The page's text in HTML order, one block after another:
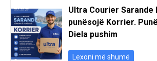
Ultra Courier Sarande
punësojë Korrier.
Diela pushim
Lexoni më shumë